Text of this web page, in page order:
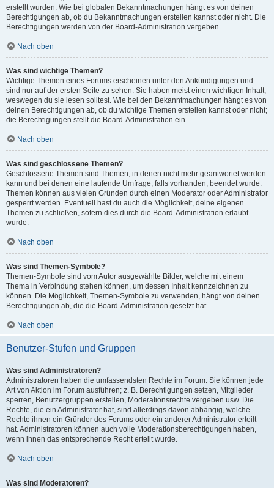
erstellt wurden. Wie bei globalen Bekanntmachungen hängt es von deinen
Berechtigungen ab, ob du Bekanntmachungen erstellen kannst oder nicht. Die
Berechtigungen werden von der Board-Administration vergeben.
Nach oben
Was sind wichtige Themen?
Wichtige Themen eines Forums erscheinen unter den Ankündigungen und
sind nur auf der ersten Seite zu sehen. Sie haben meist einen wichtigen Inhalt,
weswegen du sie lesen solltest. Wie bei den Bekanntmachungen hängt es von
deinen Berechtigungen ab, ob du wichtige Themen erstellen kannst oder nicht;
die Berechtigungen stellt die Board-Administration ein.
Nach oben
Was sind geschlossene Themen?
Geschlossene Themen sind Themen, in denen nicht mehr geantwortet werden
kann und bei denen eine laufende Umfrage, falls vorhanden, beendet wurde.
Themen können aus vielen Gründen durch einen Moderator oder Administrator
gesperrt werden. Eventuell hast du auch die Möglichkeit, deine eigenen
Themen zu schließen, sofern dies durch die Board-Administration erlaubt
wurde.
Nach oben
Was sind Themen-Symbole?
Themen-Symbole sind vom Autor ausgewählte Bilder, welche mit einem
Thema in Verbindung stehen können, um dessen Inhalt kennzeichnen zu
können. Die Möglichkeit, Themen-Symbole zu verwenden, hängt von deinen
Berechtigungen ab, die die Board-Administration gesetzt hat.
Nach oben
Benutzer-Stufen und Gruppen
Was sind Administratoren?
Administratoren haben die umfassendsten Rechte im Forum. Sie können jede
Art von Aktion im Forum ausführen; z. B. Berechtigungen setzen, Mitglieder
sperren, Benutzergruppen erstellen, Moderationsrechte vergeben usw. Die
Rechte, die ein Administrator hat, sind allerdings davon abhängig, welche
Rechte ihnen ein Gründer des Forums oder ein anderer Administrator erteilt
hat. Administratoren können auch volle Moderationsberechtigungen haben,
wenn ihnen das entsprechende Recht erteilt wurde.
Nach oben
Was sind Moderatoren?